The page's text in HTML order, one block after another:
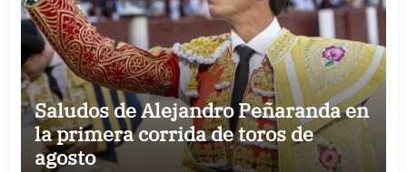
Saludos de Alejandro Peñaranda en
la primera corrida de toros de
agosto